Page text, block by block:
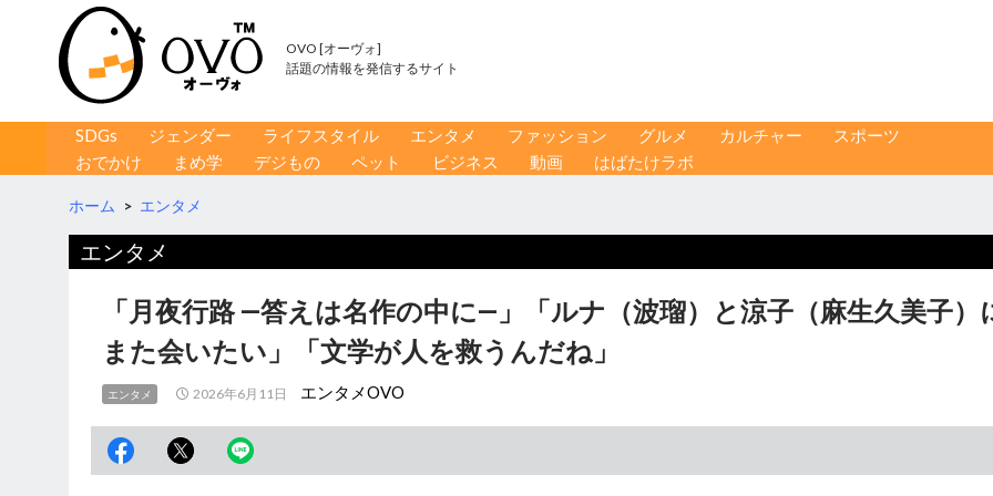
OVO [オーヴォ]
話題の情報を発信するサイト
コンテンツへ移動
SDGs ジェンダー ライフスタイル エンタメ ファッション グルメ カルチャー
スポーツ
おでかけ
まめ学 デジもの ペット ビジネス 動画 はばたけラボ
ホーム > エンタメ
エンタメ
「月夜行路 ―答えは名作の中に―」「ルナ（波瑠）と涼子（麻生久美子）
また会いたい」「文学が人を救うんだね」
エンタメ 2026年6月11日 エンタメOVO